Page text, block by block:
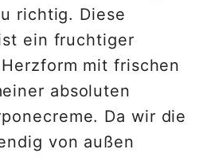
richtig. Diese
ein fruchtiger
Herzform mit frischen
absoluten
Da wir die
von außen